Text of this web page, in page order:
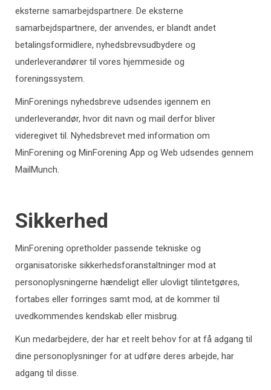
eksterne samarbejdspartnere. De eksterne
samarbejdspartnere, der anvendes, er blandt andet
betalingsformidlere, nyhedsbrevsudbydere og
underleverandører til vores hjemmeside og
foreningssystem.
MinForenings nyhedsbreve udsendes igennem en
underleverandør, hvor dit navn og mail derfor bliver
videregivet til. Nyhedsbrevet med information om
MinForening og MinForening App og Web udsendes gennem
MailMunch.
Sikkerhed
MinForening opretholder passende tekniske og
organisatoriske sikkerhedsforanstaltninger mod at
personoplysningerne hændeligt eller ulovligt tilintetgøres,
fortabes eller forringes samt mod, at de kommer til
uvedkommendes kendskab eller misbrug.
Kun medarbejdere, der har et reelt behov for at få adgang til
dine personoplysninger for at udføre deres arbejde, har
adgang til disse.